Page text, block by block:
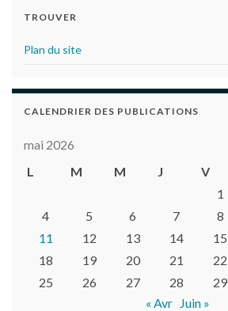
TROUVER
Plan du site
CALENDRIER DES PUBLICATIONS
mai 2026
L
M M J V
1
4
5 6 7 8
11
12 13 14 15
18
19 20 21 22
25
26 27 28 29
« Avr Juin »